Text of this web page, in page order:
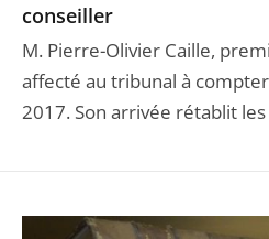
conseiller
M. Pierre-Olivier Caille,
affecté au tribunal à
2017. Son arrivée rétablit